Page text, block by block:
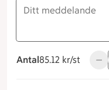
Antal
85.12 kronor styck
85.12 kr/st